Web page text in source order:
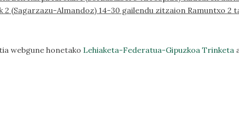
2 (Sagarzazu-Almandoz) 14-30 gailendu zitzaion Ramuntxo 2
webgune honetako Lehiaketa-Federatua-Gipuzkoa Trinketa